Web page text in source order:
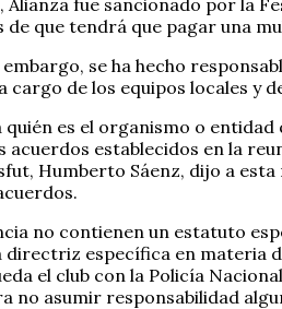
de que tendrá que pagar una
se ha hecho
cargo de los equipos locales y
es el organismo o
acuerdos establecidos en la
Humberto Sáenz, dijo a
no contienen un estatuto
específica en materia
el club con la Policía
no asumir responsabilidad